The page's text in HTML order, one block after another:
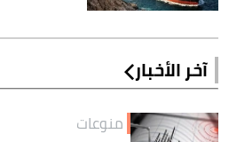
آخر الأخبار
منوعات